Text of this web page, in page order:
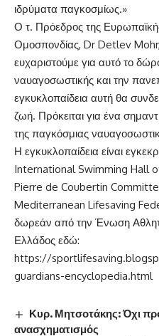
ιδρύματα παγκοσμίως.»
Ο τ. Πρόεδρος της
Ομοσπονδίας, Dr Detlev Mohr,
ευχαριστούμε για αυτό το
ναυαγοσωστικής και την
εγκυκλοπαίδεια αυτή θα
ζωή. Πρόκειται για ένα
της παγκόσμιας
Η εγκυκλοπαίδεια είναι
International Swimming Hall
Pierre de Coubertin
Mediterranean Lifesaving
δωρεάν από την Ένωση
Ελλάδος εδώ:
https://
guardians-encyclopedia.html
Κυρ. Μητσοτάκης: Όχι
ανασχηματισμός